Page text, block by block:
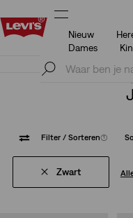
Unidays:
Nieuw
Dames
Unidays:
Filter / Sorteren(1)
Zwart